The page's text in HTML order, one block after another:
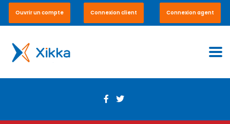
Ouvrir un compte Connexion client Connexion agent